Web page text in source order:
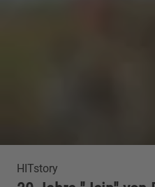
HITstory